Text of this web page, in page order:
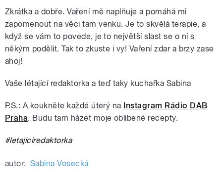
Zkrátka a dobře. Vaření mě naplňuje a pomáhá mi
zapomenout na věci tam venku. Je to skvělá terapie, a
když se vám to povede, je to největší slast se o ní s
někým podělit. Tak to zkuste i vy! Vaření zdar a brzy zase
ahoj!
Vaše létající redaktorka a teď taky kuchařka Sabina
P.S.: A koukněte každé úterý na Instagram Rádio DAB
Praha. Budu tam házet moje oblíbené recepty.
#letajiciredaktorka
autor: Sabina Vosecká